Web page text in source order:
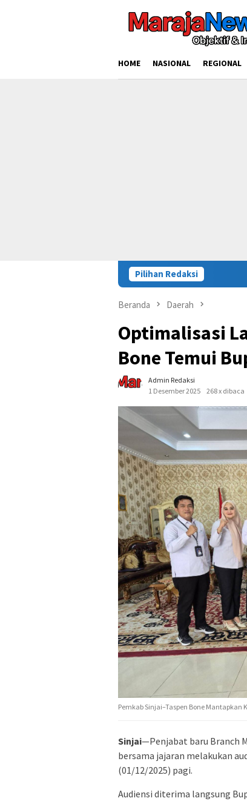
HOME NASIONAL REGIONAL
Pilihan Redaksi
Kasus
Beranda Daerah
Optimalisasi
Bone Temui
Admin Redaksi
1 Desember 2025
268 x dibaca
Pemkab Sinjai–Taspen Bone Mantapkan
Sinjai—Penjabat baru Branch
bersama jajaran melakukan
(01/12/2025) pagi.
Audiensi diterima langsung